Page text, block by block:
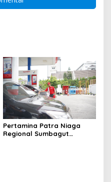
Pertamina Patra Niaga
Regional Sumbagut